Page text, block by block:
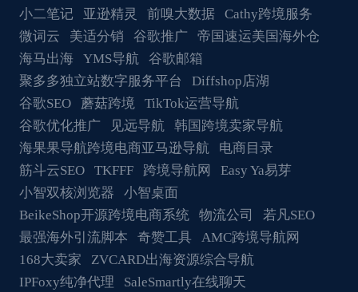
小二笔记
亚逊精灵 前嗅大数据
Cathy跨境服务
微词云
美适分销 谷歌推广
帝国速运美国海外仓
海马出海
YMS导航
谷歌邮箱
聚多多独立站数字服务平台
Diffshop店湖
谷歌SEO
蘑菇跨境
TikTok运营导航
谷歌优化推广
见远导航
韩国跨境卖家导航
海果果导航跨境电商亚马逊导航
电商目录
筋斗云SEO
TKFFF 跨境导航网
Easy Ya易芽
小智双核浏览器
小智桌面
BeikeShop开源跨境电商系统
物流公司
若凡SEO
最强海外引流脚本
奇赞工具
AMC跨境导航网
168大卖家
ZVCARD出海资源综合导航
IPFoxy纯净代理
SaleSmartly在线聊天